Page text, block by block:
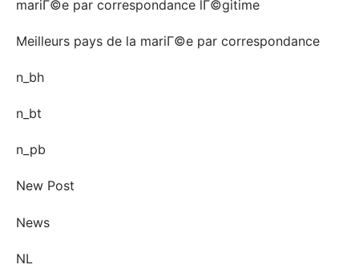
mariГ©e par correspondance lГ©gitime
Meilleurs pays de la mariГ©e par correspondance
n_bh
n_bt
n_pb
New Post
News
NL